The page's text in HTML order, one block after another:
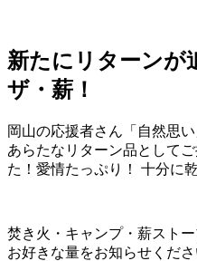
新たにリターン
ザ・薪！
岡山の応援者さん「自然思
あらたなリターン品として
た！愛情たっぷり！ 十分に
焚き火・キャンプ・薪スト
お好きな量をお知らせくださ